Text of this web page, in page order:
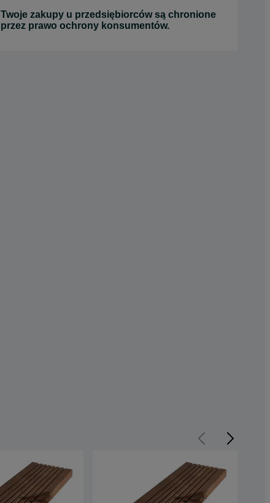
Twoje zakupy u przedsiębiorców są chronione
przez prawo ochrony konsumentów.